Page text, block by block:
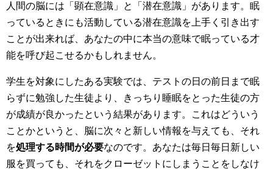
人間の脳には「顕在意識」と「潜在意識」があります。眠
っているときにも活動している潜在意識を上手く引き出す
ことが出来れば、あなたの中に本当の意味で眠っている才
能を呼び起こせるかもしれません。
学生を対象にしたある実験では、テストの日の前日まで眠
らずに勉強した生徒より、きっちり睡眠をとった生徒の方
が成績が良かったという結果があります。これはどういう
ことかというと、脳に次々と新しい情報を与えても、それ
を処理する時間が必要なのです。あなたは毎日毎日新しい
服を買っても、それをクローゼットにしまうことをしなけ